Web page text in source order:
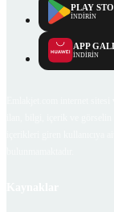
PLAY
İNDİRİN
APP
İNDİRİN